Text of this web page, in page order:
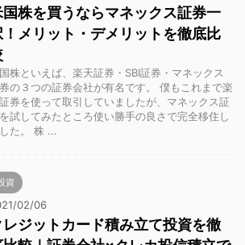
国株を買うならマネックス証券一
！メリット・デメリットを徹底比
株といえば、楽天証券・SBI証券・マネックス
の３つの証券会社が有名です。 僕もこれまで楽
券を使って取引していましたが、マネックス証
試してみたところ使い勝手の良さで完全移住し
た。 株 ...
資
02/06
レジットカード積み立て投資を徹